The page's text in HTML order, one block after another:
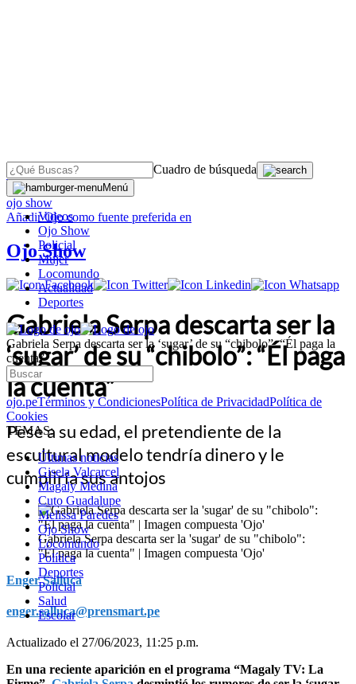
Cuadro de búsqueda
Menú
Videos
Ojo Show
Policial
Mujer
Locomundo
Actualidad
Deportes
Gabriela Serpa descarta ser la ‘sugar’ de su “chibolo”: “Él paga la
cuenta”
ojo.peTérminos y CondicionesPolítica de PrivacidadPolítica de
Cookies
TEMAS:
Últimas noticias
Gisela Valcarcel
Magaly Medina
Cuto Guadalupe
Melissa Paredes
Ojo Show
Locomundo
Política
Deportes
Policial
Salud
Escolar
OJO
ojo show
AñadirOjocomo fuente preferida en
Ojo Show
Gabriela Serpa descarta ser la
‘sugar’ de su “chibolo”: “Él paga
la cuenta”
Pese a su edad, el pretendiente de la
escultural modelo tendría dinero y le
cumpliría sus antojos
Gabriela Serpa descarta ser la 'sugar' de su "chibolo":
"Él paga la cuenta" | Imagen compuesta 'Ojo'
Enger Salluca
enger.salluca@prensmart.pe
Actualizado el 27/06/2023, 11:25 p.m.
En una reciente aparición en el programa “Magaly TV: La